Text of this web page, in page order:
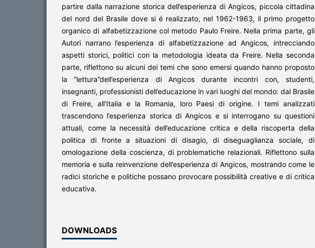
partire dalla narrazione storica dell’esperienza di Angicos, piccola cittadina
del nord del Brasile dove si é realizzato, nel 1962-1963, il primo progetto
organico di alfabetizzazione col metodo Paulo Freire. Nella prima parte, gli
Autori narrano l’esperienza di alfabetizzazione ad Angicos, intrecciando
aspetti storici, politici con la metodologia ideata da Freire. Nella seconda
parte, riflettono su alcuni dei temi che sono emersi quando hanno proposto
la “lettura”dell’esperienza di Angicos durante incontri con, studenti,
insegnanti, professionisti dell’educazione in vari luoghi del mondo: dal Brasile
di Freire, all’Italia e la Romania, loro Paesi di origine. I temi analizzati
trascendono l’esperienza storica di Angicos e si interrogano su questioni
attuali, come la necessità dell’educazione critica e della riscoperta della
politica di fronte a situazioni di disagio, di diseguaglianza sociale, di
omologazione della coscienza, di problematiche relazionali. Riflettono sulla
memoria e sulla reinvenzione dell’esperienza di Angicos, mostrando come le
radici storiche e politiche possano provocare possibilità creative e di critica
educativa.
DOWNLOADS